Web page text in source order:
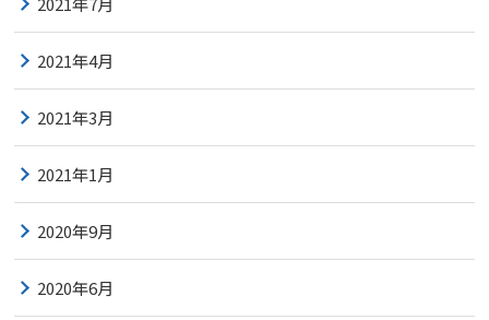
2021年4月
2021年3月
2021年1月
2020年9月
2020年6月